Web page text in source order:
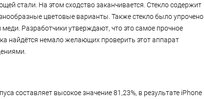
стали. На этом сходство заканчивается. Стекло содержит
цветовые варианты. Также стекло было упрочено
Разработчики утверждают, что это самое прочное
найдётся немало желающих проверить этот аппарат
составляет высокое значение 81,23%, в результате iPhone